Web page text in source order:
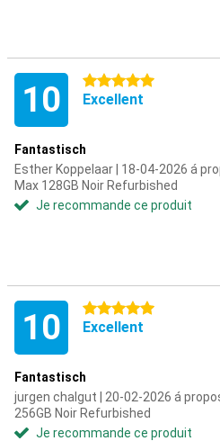
10 5 étoiles
Excellent
Fantastisch
Esther Koppelaar | 18-04-2026 á
Max 128GB Noir Refurbished
Je recommande ce produit
10 5 étoiles
Excellent
Fantastisch
jurgen chalgut | 20-02-2026 á
256GB Noir Refurbished
Je recommande ce produit